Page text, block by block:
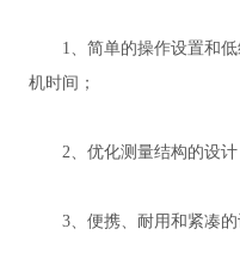
1、简单的操作设置和低
机时间；
2、优化测量结构的设计
3、便携、耐用和紧凑的